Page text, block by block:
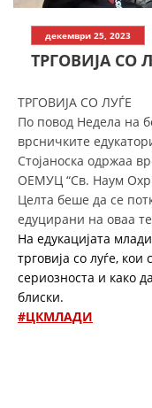
декември 25, 2023
ТРГОВИЈА СО
ТРГОВИЈА СО ЛУЃЕ
По повод Недела на
врсничките
Стојаноска одржаа
ОЕМУЦ “Св. Наум
Целта беше да се
едуцирани на оваа
На едукацијата
трговија со луѓе,
сериозноста и како
блиски.
#ЦКМЛАДИ